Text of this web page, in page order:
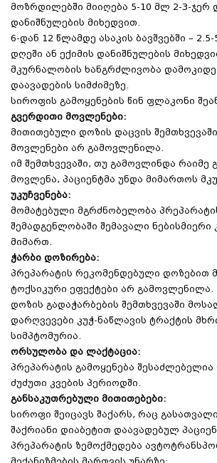
მოზრდილებში მიიღება 5-10 მლ 2-3-ჯერ
დანიშნულების მიხედვით.
6-დან 12 წლამდე ასაკის ბავშვებში –
დღეში ან ექიმის დანიშნულების
მკურნალობის ხანგრძლივობა
დაავადების სიმძიმეზე.
სიროფის გამოყენების წინ ფლაკონი
გვერდითი მოვლენები:
მითითებული დოზის დაცვის
მოვლენები არ გამოვლენილა.
იმ შემთხვევაში, თუ გამოვლინდა რაიმე
მოვლენა, პაციენტმა უნდა მიმართოს
უკუჩვენება:
მომატებული მგრძნობელობა
შემადგენლობაში შემავალი ნებისმიერი
მიმართ.
ჭარბი დოზირება:
პრეპარატის რეკომენდებული დოზებით
ტოქსიკური ეფექტები არ გამოვლენილა.
დოზის გადაჭარბების შემთხვევაში
დარღვევები კუჭ-ნაწლავის ტრაქტის
სიმპტომურია.
ორსულობა და ლაქტაცია:
პრეპარატის გამოყენება
ძუძუთი კვების პერიოდში.
განსაკუთრებული მითითებები:
სიროფი შეიცავს შაქარს, რაც
შაქრიანი დიაბეტით დაავადებულ
პრეპარატის ზემოქმედება